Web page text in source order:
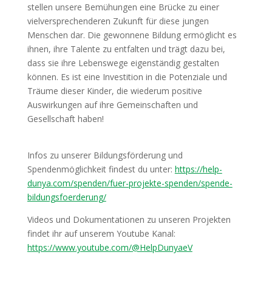
stellen unsere Bemühungen eine Brücke zu einer
vielversprechenderen Zukunft für diese jungen
Menschen dar. Die gewonnene Bildung ermöglicht es
ihnen, ihre Talente zu entfalten und trägt dazu bei,
dass sie ihre Lebenswege eigenständig gestalten
können. Es ist eine Investition in die Potenziale und
Träume dieser Kinder, die wiederum positive
Auswirkungen auf ihre Gemeinschaften und
Gesellschaft haben!
Infos zu unserer Bildungsförderung und
Spendenmöglichkeit findest du unter: https://help-
dunya.com/spenden/fuer-projekte-spenden/spende-
bildungsfoerderung/
Videos und Dokumentationen zu unseren Projekten
findet ihr auf unserem Youtube Kanal:
https://www.youtube.com/@HelpDunyaeV